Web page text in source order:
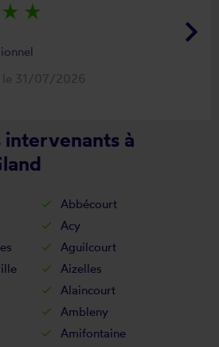
keyboard_arrow_right
star_rate star_rate
le 31/07/2026
à
Abbécourt
Acy
Aguilcourt
Aizelles
Alaincourt
Ambleny
Amifontaine